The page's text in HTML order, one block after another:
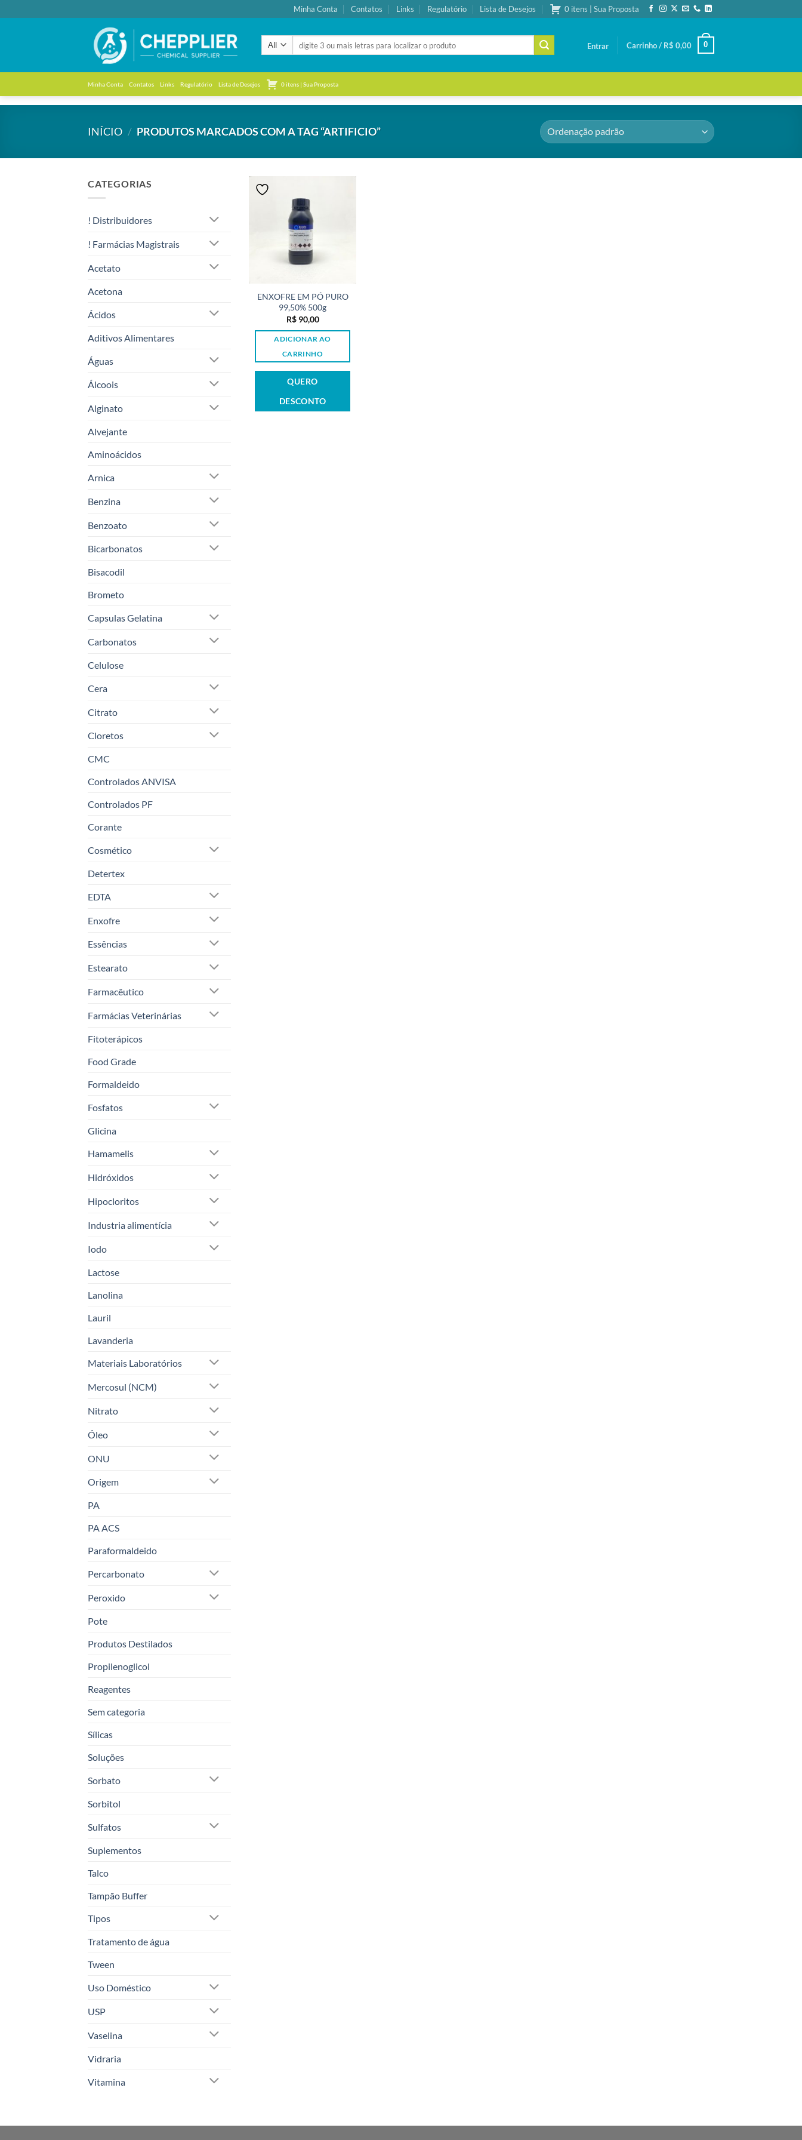
to
Minha Conta Contatos Links Regulatório Lista de Desejos 0 itens | Sua Proposta
por:
Entrar Carrinho / R$ 0,00 0
Minha Conta Contatos Links Regulatório Lista de Desejos 0 itens | Sua Proposta
INÍCIO / PRODUTOS MARCADOS COM A TAG “ARTIFICIO”
CATEGORIAS
! Distribuidores
! Farmácias Magistrais
Acetato
Acetona
Ácidos
Aditivos Alimentares
Águas
Álcoois
Alginato
Alvejante
Aminoácidos
Arnica
Benzina
Benzoato
Bicarbonatos
Bisacodil
Brometo
Capsulas Gelatina
Carbonatos
Celulose
Cera
Citrato
Cloretos
CMC
Controlados ANVISA
Controlados PF
Corante
Cosmético
Detertex
EDTA
Enxofre
Essências
Estearato
Farmacêutico
Farmácias Veterinárias
Fitoterápicos
Food Grade
Formaldeido
Fosfatos
Glicina
Hamamelis
Hidróxidos
Hipocloritos
Industria alimentícia
Iodo
Lactose
Lanolina
Lauril
Lavanderia
Materiais Laboratórios
Mercosul (NCM)
Nitrato
Óleo
ONU
Origem
PA
PA ACS
Paraformaldeido
Percarbonato
Peroxido
Pote
Produtos Destilados
Propilenoglicol
Reagentes
Sem categoria
Sílicas
Soluções
Sorbato
Sorbitol
Sulfatos
Suplementos
Talco
Tampão Buffer
Tipos
Tratamento de água
Tween
Uso Doméstico
USP
Vaselina
Vidraria
Vitamina
ENXOFRE EM PÓ PURO
99,50% 500g
R$90,00
ADICIONAR AO
CARRINHO
QUERO
DESCONTO